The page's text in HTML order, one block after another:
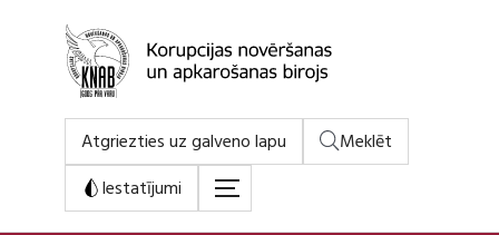
Atgriezties uz galveno lapu
Meklēt
Iestatījumi